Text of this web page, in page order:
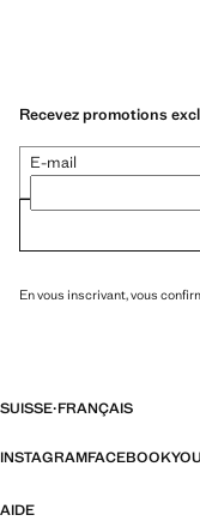
Recevez promotions
E-mail
En vous inscrivant, vous
SUISSE·FRANÇAIS
INSTAGRAMFACEBOOK
AIDE